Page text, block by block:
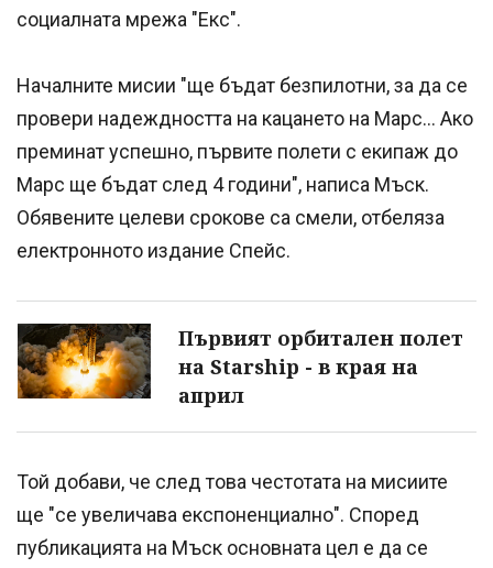
социалната мрежа "Екс".
Началните мисии "ще бъдат безпилотни, за да се
провери надеждността на кацането на Марс... Ако
преминат успешно, първите полети с екипаж до
Марс ще бъдат след 4 години", написа Мъск.
Обявените целеви срокове са смели, отбеляза
електронното издание Спейс.
Първият орбитален полет
на Starship - в края на
април
Той добави, че след това честотата на мисиите
ще "се увеличава експоненциално". Според
публикацията на Мъск основната цел е да се